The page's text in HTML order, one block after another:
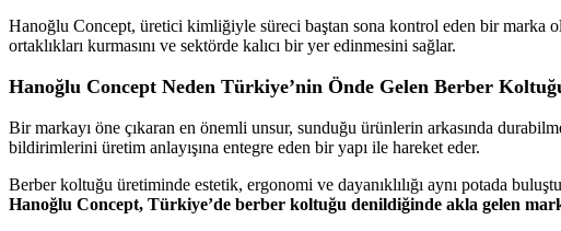
Hanoğlu Concept, üretici kimliğiyle süreci baştan sona kontrol eden bir marka
ortaklıkları kurmasını ve sektörde kalıcı bir yer edinmesini sağlar.
Hanoğlu Concept Neden Türkiye’nin Önde Gelen Berber
Bir markayı öne çıkaran en önemli unsur, sunduğu ürünlerin arkasında
bildirimlerini üretim anlayışına entegre eden bir yapı ile hareket eder.
Berber koltuğu üretiminde estetik, ergonomi ve dayanıklılığı aynı potada
Hanoğlu Concept, Türkiye’de berber koltuğu denildiğinde akla gelen